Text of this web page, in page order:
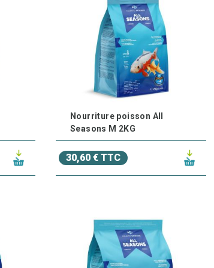
compléments alimentairespour renforcer le
pour encourager la reproduction des poissons
: Prévenez les Maladies et
exposés à diverses menaces extérieures, qu’il
Nous vous offrons une gamme de
pour protéger vos poissons contre les
des nageoires ou les infections fongiques.
: Offrez à vos poissons un espace sûr
de la qualité de l'eaupour maintenir des
Nourriture poisson All
Seasons M 2KG
30,60 € TTC